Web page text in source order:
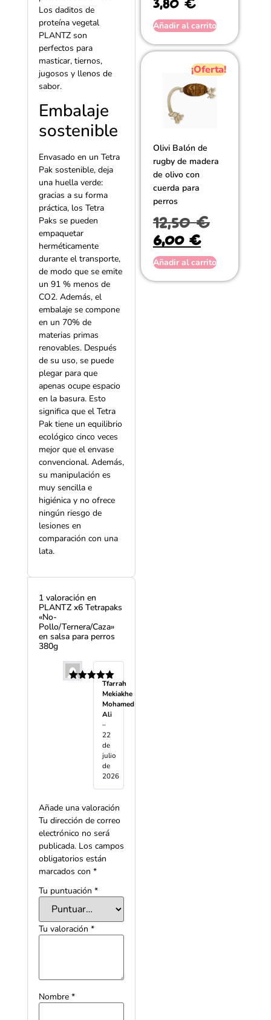
Los daditos de
proteína vegetal
PLANTZ son
perfectos para
masticar, tiernos,
jugosos y llenos de
sabor.
Embalaje
sostenible
Envasado en un Tetra
Pak sostenible, deja
una huella verde:
gracias a su forma
práctica, los Tetra
Paks se pueden
empaquetar
herméticamente
durante el transporte,
de modo que se emite
un 91 % menos de
CO2. Además, el
embalaje se compone
en un 70% de
materias primas
renovables. Después
de su uso, se puede
plegar para que
apenas ocupe espacio
en la basura. Esto
significa que el Tetra
Pak tiene un equilibrio
ecológico cinco veces
mejor que el envase
convencional. Además,
su manipulación es
muy sencilla e
higiénica y no ofrece
ningún riesgo de
lesiones en
comparación con una
lata.
1 valoración en
PLANTZ x6 Tetrapaks
«No-
Pollo/Ternera/Caza»
en salsa para perros
380g
de 5
Tfarrah
Mekiakhe
Mohamed
Ali
–
22
de
julio
de
2026
Añade una valoración
Tu dirección de correo
electrónico no será
publicada. Los campos
obligatorios están
marcados con *
Tu puntuación *
Tu valoración *
Nombre *
con
de 5
Añadir al carrito
¡Oferta!
Olivi Balón de
rugby de madera
de olivo con
cuerda para
perros
12,50€
6,00 €
Añadir al carrito